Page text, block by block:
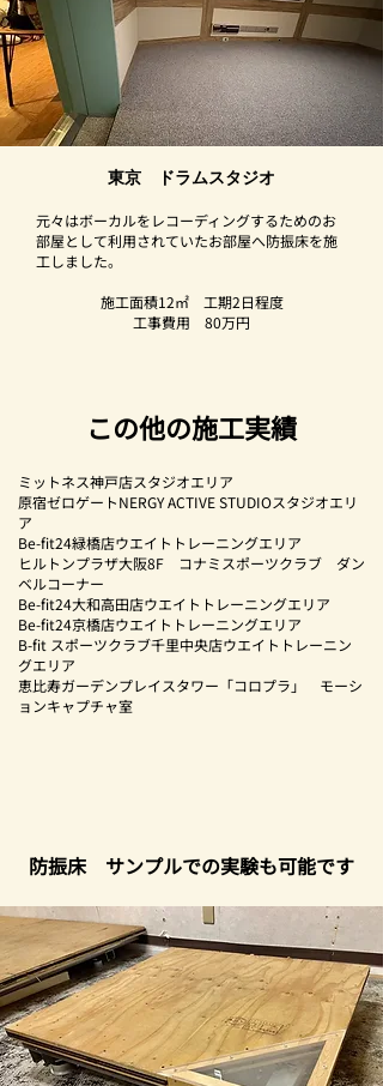
東京 ドラムスタジオ
​元々はボーカルをレコーディングするためのお
部屋として利用されていたお部屋へ防振床を施
工しました。
施工面積12㎡ 工期2日程度
​工事費用 80万円
この他の施工実績
ミットネス神戸店スタジオエリア
原宿ゼロゲートNERGY ACTIVE STUDIOスタジオエリ
ア
Be-fit24緑橋店ウエイトトレーニングエリア
ヒルトンプラザ大阪8F コナミスポーツクラブ ダン
ベルコーナー
Be-fit24大和高田店ウエイトトレーニングエリア
Be-fit24京橋店ウエイトトレーニングエリア
B-fit スポーツクラブ千里中央店ウエイトトレーニン
グエリア
恵比寿ガーデンプレイスタワー「コロプラ」 モーシ
ョンキャプチャ室
​防振床 サンプルでの実験も可能です